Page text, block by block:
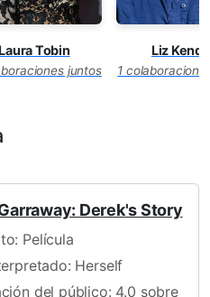
Laura Tobin
juntos
Liz
1
Derek's Story
Película
Herself
del público: 4.0 sobre